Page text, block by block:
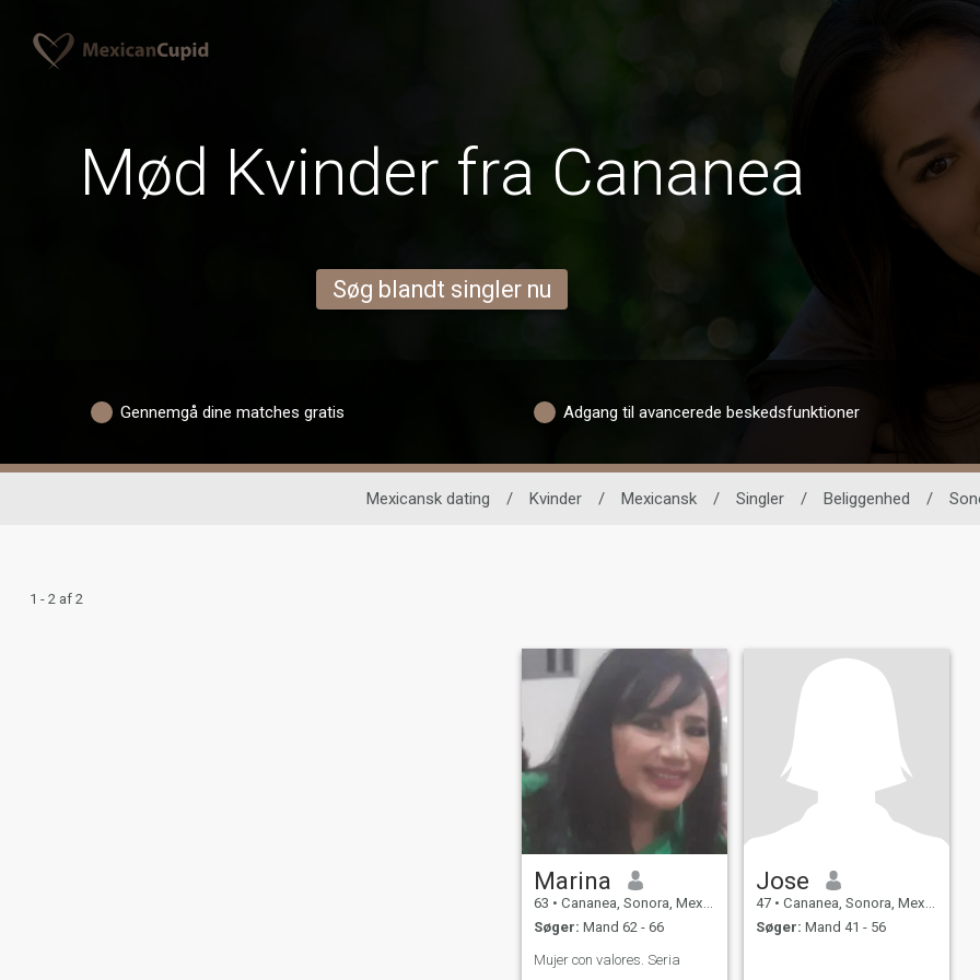
Mød Kvinder fra Cananea
Søg blandt singler nu
Gennemgå dine matches gratis Adgang til avancerede beskedsfunktioner
Mexicansk dating / Kvinder / Mexicansk / Singler / Beliggenhed /
1 - 2 af 2
Marina
63 • Cananea, Sonora, Mexico
Søger: Mand 62 - 66
Mujer con valores. Seria
Jose
47 • Cananea, Sonora, Mexico
Søger: Mand 41 - 56